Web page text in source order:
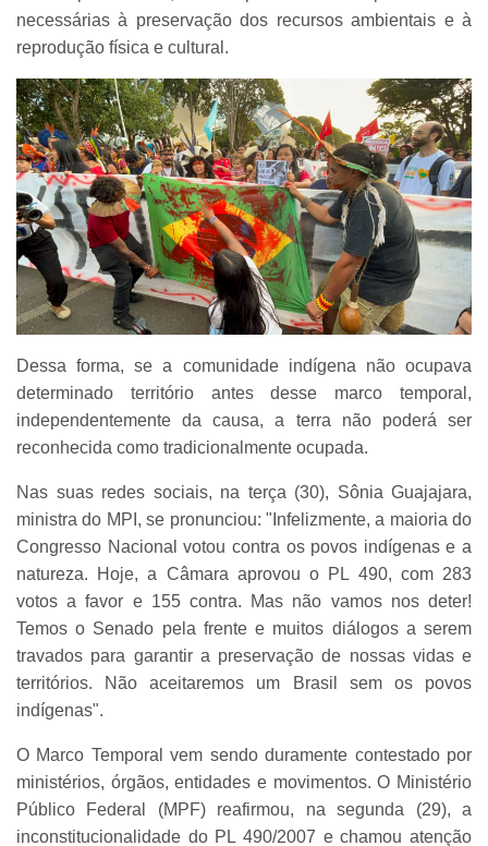
necessárias à preservação dos recursos ambientais e à
reprodução física e cultural.
Dessa forma, se a comunidade indígena não ocupava
determinado território antes desse marco temporal,
independentemente da causa, a terra não poderá ser
reconhecida como tradicionalmente ocupada.
Nas suas redes sociais, na terça (30), Sônia Guajajara,
ministra do MPI, se pronunciou: "Infelizmente, a maioria do
Congresso Nacional votou contra os povos indígenas e a
natureza. Hoje, a Câmara aprovou o PL 490, com 283
votos a favor e 155 contra. Mas não vamos nos deter!
Temos o Senado pela frente e muitos diálogos a serem
travados para garantir a preservação de nossas vidas e
territórios. Não aceitaremos um Brasil sem os povos
indígenas".
O Marco Temporal vem sendo duramente contestado por
ministérios, órgãos, entidades e movimentos. O Ministério
Público Federal (MPF) reafirmou, na segunda (29), a
inconstitucionalidade do PL 490/2007 e chamou atenção